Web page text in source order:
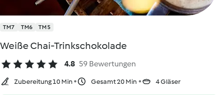
TM7 TM6 TM5
Weiße Chai-Trinkschokolade
4.8 59 Bewertungen
Zubereitung 10 Min Gesamt 20 Min 4 Gläser